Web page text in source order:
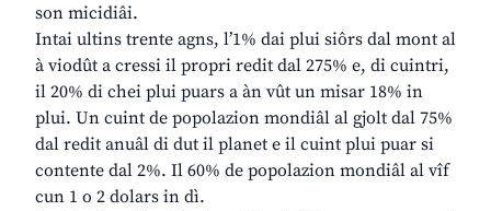
son micidiâi.
Intai ultins trente agns, l’1% dai plui siôrs dal mont al
à viodût a cressi il propri redit dal 275% e, di cuintri,
il 20% di chei plui puars a àn vût un misar 18% in
plui. Un cuint de popolazion mondiâl al gjolt dal 75%
dal redit anuâl di dut il planet e il cuint plui puar si
contente dal 2%. Il 60% de popolazion mondiâl al vîf
cun 1 o 2 dolars in dì.